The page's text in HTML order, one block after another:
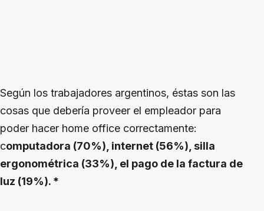
Según los trabajadores argentinos, éstas son las
cosas que debería proveer el empleador para
poder hacer home office correctamente:
computadora (70%), internet (56%), silla
ergonométrica (33%), el pago de la factura de
luz (19%). *